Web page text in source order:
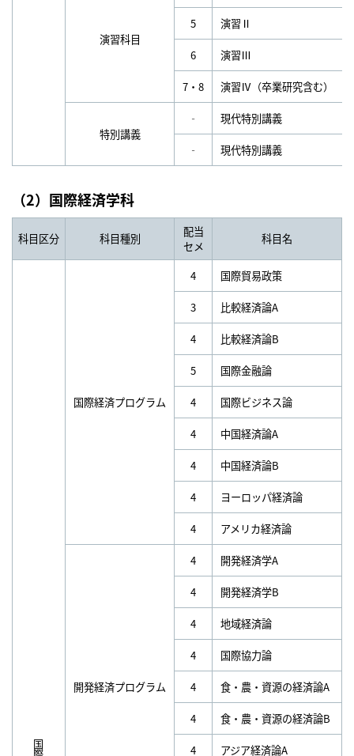
演習科目
5 演習Ⅱ
6 演習Ⅲ
7・8 演習Ⅳ（卒業研究含む）
特別講義
‐ 現代特別講義
‐ 現代特別講義
（2）国際経済学科
科目区分 科目種別
配当
セメ
科目名
国際経済プログラム
4 国際貿易政策
3 比較経済論A
4 比較経済論B
5 国際金融論
4 国際ビジネス論
4 中国経済論A
4 中国経済論B
4 ヨーロッパ経済論
4 アメリカ経済論
開発経済プログラム
4 開発経済学A
4 開発経済学B
4 地域経済論
4 国際協力論
4 食・農・資源の経済論A
4 食・農・資源の経済論B
4 アジア経済論A